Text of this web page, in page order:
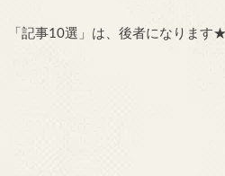
「記事10選」は、後者になります★